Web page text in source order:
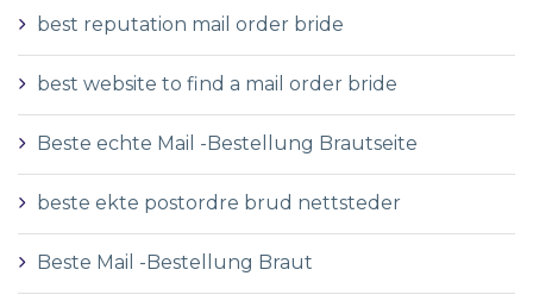
best reputation mail order bride
best website to find a mail order bride
Beste echte Mail -Bestellung Brautseite
beste ekte postordre brud nettsteder
Beste Mail -Bestellung Braut